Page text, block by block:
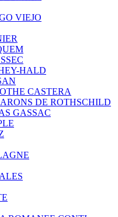
VIEJO
HALD
CASTERA
DE ROTHSCHILD
GASSAC